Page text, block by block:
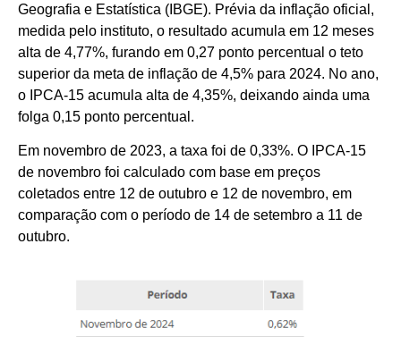
Geografia e Estatística (IBGE). Prévia da inflação oficial,
medida pelo instituto, o resultado acumula em 12 meses
alta de 4,77%, furando em 0,27 ponto percentual o teto
superior da meta de inflação de 4,5% para 2024. No ano,
o IPCA-15 acumula alta de 4,35%, deixando ainda uma
folga 0,15 ponto percentual.
Em novembro de 2023, a taxa foi de 0,33%. O IPCA-15
de novembro foi calculado com base em preços
coletados entre 12 de outubro e 12 de novembro, em
comparação com o período de 14 de setembro a 11 de
outubro.